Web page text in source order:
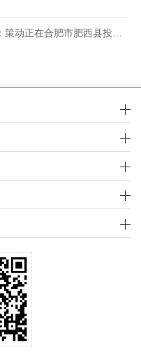
资修理电子科技园及高端智能家居工业园项目